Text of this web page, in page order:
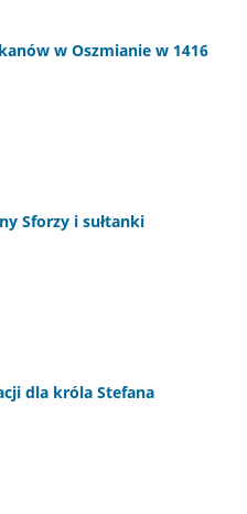
w Oszmianie w 1416
Sforzy i sułtanki
dla króla Stefana